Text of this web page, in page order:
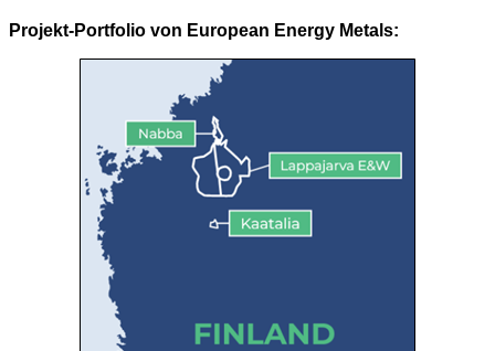
Projekt-Portfolio von European Energy Metals: